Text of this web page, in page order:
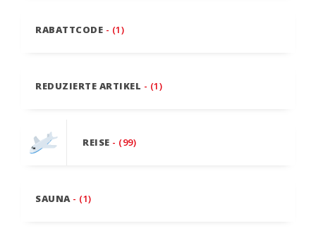
RABATTCODE - (1)
REDUZIERTE ARTIKEL - (1)
REISE - (99)
SAUNA - (1)